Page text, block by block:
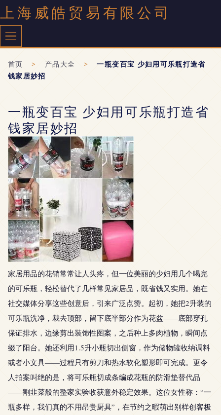
上海威皓贸易有限公司
首页 > 产品大全 >
一瓶变百宝 少妇用可乐瓶打造省
钱家居妙招
一瓶变百宝 少妇用可乐瓶打造省
钱家居妙招
家居用品的花销常常让人头疼，但一位美丽的少妇用几个喝完
的可乐瓶，轻松替代了几样常见家居品，既省钱又实用。她在
社交媒体分享这些创意后，引来广泛点赞。起初，她把2升装的
可乐瓶洗净，裁去顶部，留下底半部分作为花盆——底部穿孔
保证排水，边缘剪出装饰性图案，之后种上多肉植物，瞬间点
缀了阳台。她还利用1.5升小瓶切出侧窗，作为储物罐收纳调料
或者小文具——过程只有剪刀和热水软化塑形即可完成。更令
人拍案叫绝的是，将可乐瓶切成条编成花瓶的防滑垫替代品
——割韭菜般的整家实验收获意外稳定效果。这位女性称：“一
瓶多样，我们真的不用昂贵厨具”，在节约之暇萌出别样创客极